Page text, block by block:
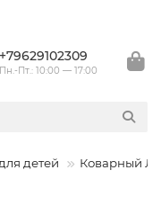
+79629102309
Пн.-Пт.: 10:00 — 17:00
детей Коварный